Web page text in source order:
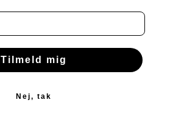
Tilmeld mig
Nej, tak